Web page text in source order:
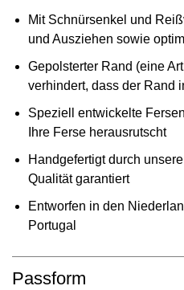
Mit Schnürsenkel und
und Ausziehen sowie
Gepolsterter Rand (eine
verhindert, dass der Rand
Speziell entwickelte
Ihre Ferse herausrutscht
Handgefertigt durch
Qualität garantiert
Entworfen in den
Portugal
Passform